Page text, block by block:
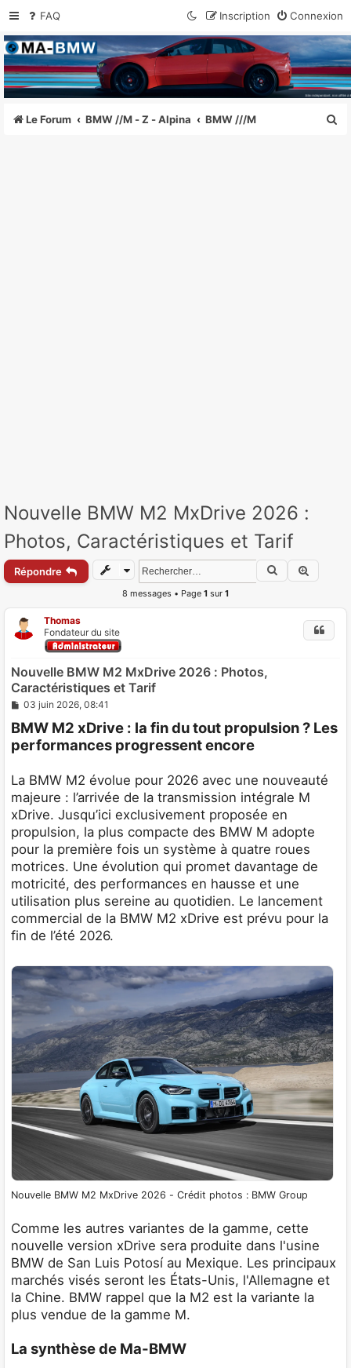
FAQ Connexion
Inscription
MA-BMW.com
Actualités, Essais et Communauté BMW
Le Forum BMW //M - Z - Alpina BMW ///M
Nouvelle BMW M2 MxDrive 2026 :
Photos, Caractéristiques et Tarif
Répondre Rechercher
8 messages • Page 1 sur 1
Thomas
Fondateur du site
Nouvelle BMW M2 MxDrive 2026 : Photos,
Caractéristiques et Tarif
M
s
s
a
03 juin 2026, 08:41
BMW M2 xDrive : la fin du tout propulsion ? Les
performances progressent encore
La BMW M2 évolue pour 2026 avec une nouveauté
majeure : l’arrivée de la transmission intégrale M
xDrive. Jusqu’ici exclusivement proposée en
propulsion, la plus compacte des BMW M adopte
pour la première fois un système à quatre roues
motrices. Une évolution qui promet davantage de
motricité, des performances en hausse et une
utilisation plus sereine au quotidien. Le lancement
commercial de la BMW M2 xDrive est prévu pour la
fin de l’été 2026.
Nouvelle BMW M2 MxDrive 2026 - Crédit photos : BMW Group
Comme les autres variantes de la gamme, cette
nouvelle version xDrive sera produite dans l'usine
BMW de San Luis Potosí au Mexique. Les principaux
marchés visés seront les États-Unis, l'Allemagne et
la Chine. BMW rappel que la M2 est la variante la
plus vendue de la gamme M.
La synthèse de Ma-BMW